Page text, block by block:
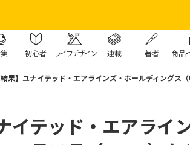
初心者 ライフデザイン 連載 著者 商品・
結果】ユナイテッド‧エアラインズ‧ホールディングス
イテッド‧エアライ